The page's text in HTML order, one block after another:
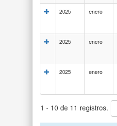
2025
enero
2025
enero
2025
enero
1 - 10 de 11 registros.